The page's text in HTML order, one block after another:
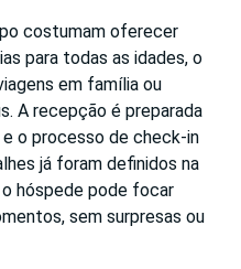
costumam oferecer
para todas as idades, o
em família ou
A recepção é preparada
o processo de check-in
já foram definidos na
hóspede pode focar
sem surpresas ou